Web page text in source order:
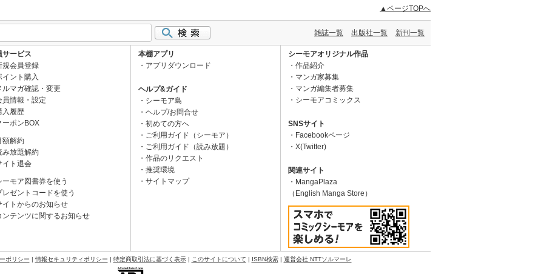
▲ページTOPへ
雑誌一覧 出版社一覧 新刊一覧
サービス
規会員登録
イント購入
ルマガ確認・変更
員情報・設定
入履歴
ーポンBOX
額解約
み放題解約
イト退会
ーモア図書券を使う
レゼントコードを使う
イトからのお知らせ
ンテンツに関するお知らせ
本棚アプリ
アプリダウンロード
ヘルプ&ガイド
シーモア島
ヘルプ/お問合せ
初めての方へ
ご利用ガイド（シーモア）
ご利用ガイド（読み放題）
作品のリクエスト
推奨環境
サイトマップ
シーモアオリジナル作品
作品紹介
マンガ家募集
マンガ編集者募集
シーモアコミックス
SNSサイト
Facebookページ
X(Twitter)
関連サイト
MangaPlaza
（English Manga Store）
ポリシー | 情報セキュリティポリシー | 特定商取引法に基づく表示| このサイトについて | ISBN検索| 運営会社 NTTソルマーレ